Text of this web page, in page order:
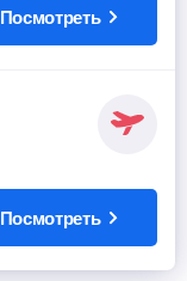
Посмотреть
Посмотреть